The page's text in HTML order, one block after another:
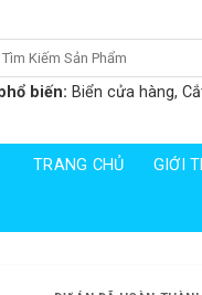
Tìm
biến: Biển cửa hàng,
TRANG CHỦ GIỚI